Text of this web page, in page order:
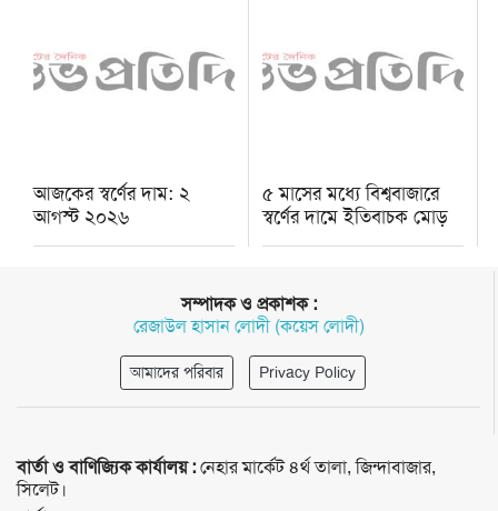
আজকের স্বর্ণের দাম: ২
আগস্ট ২০২৬
৫ মাসের মধ্যে বিশ্ববাজারে
স্বর্ণের দামে ইতিবাচক মোড়
সম্পাদক ও প্রকাশক :
রেজাউল হাসান লোদী (কয়েস লোদী)
আমাদের পরিবার Privacy Policy
বার্তা ও বাণিজ্যিক কার্যালয় :নেহার মার্কেট ৪র্থ তালা, জিন্দাবাজার,
সিলেট।